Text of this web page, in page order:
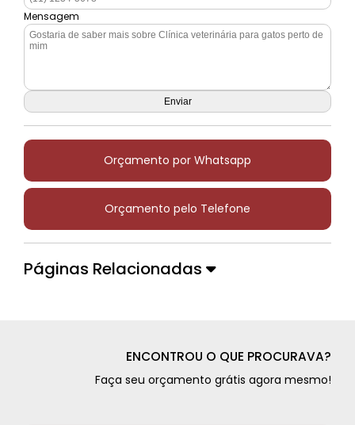
Mensagem
Orçamento por Whatsapp
Orçamento pelo Telefone
Páginas Relacionadas
ENCONTROU O QUE PROCURAVA?
Faça seu orçamento grátis agora mesmo!